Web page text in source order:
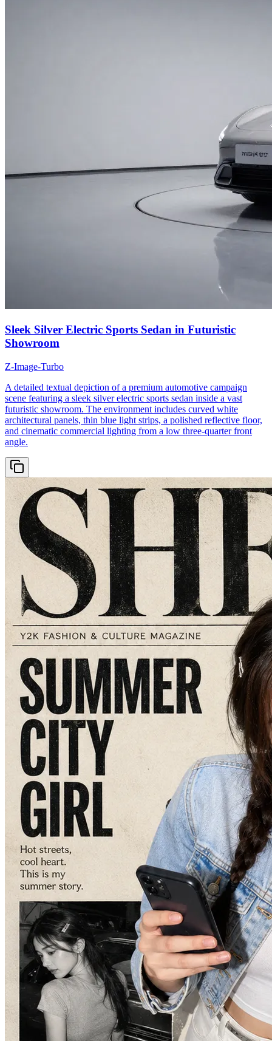
Sleek Silver Electric Sports Sedan in Futuristic
Showroom
Z-Image-Turbo
A detailed textual depiction of a premium automotive campaign
scene featuring a sleek silver electric sports sedan inside a vast
futuristic showroom. The environment includes curved white
architectural panels, thin blue light strips, a polished reflective floor,
and cinematic commercial lighting from a low three-quarter front
angle.